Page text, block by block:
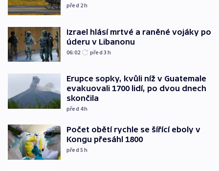
před 2h
Izrael hlásí mrtvé a raněné vojáky po
úderu v Libanonu
06:02 před 3h
Erupce sopky, kvůli níž v Guatemale
evakuovali 1700 lidí, po dvou dnech
skončila
před 4h
Počet obětí rychle se šířící eboly v
Kongu přesáhl 1800
před 5h